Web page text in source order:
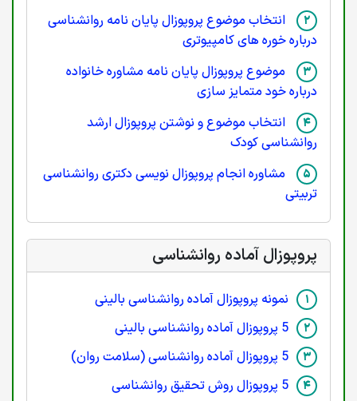
انتخاب موضوع پروپوزال پایان نامه روانشناسی
درباره خوره های کامپیوتری
موضوع پروپوزال پایان نامه مشاوره خانواده
درباره خود متمایز سازی
انتخاب موضوع و نوشتن پروپوزال ارشد
روانشناسی کودک
مشاوره انجام پروپوزال نویسی دکتری روانشناسی
تربیتی
پروپوزال آماده روانشناسی
نمونه پروپوزال آماده روانشناسی بالینی
5 پروپوزال آماده روانشناسی بالینی
5 پروپوزال آماده روانشناسی (سلامت روان)
5 پروپوزال روش تحقیق روانشناسی